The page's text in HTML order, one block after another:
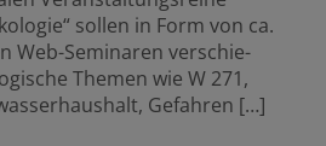
sollen in Form von ca.
Web-Seminaren verschie­
Themen wie W 271,
Gefahren […]